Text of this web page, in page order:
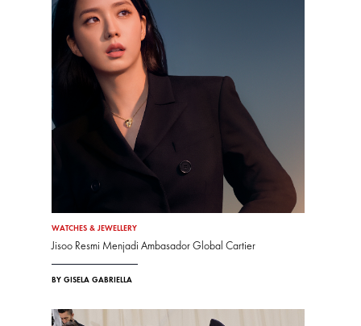
WATCHES & JEWELLERY
Jisoo Resmi Menjadi Ambasador Global Cartier
BY GISELA GABRIELLA